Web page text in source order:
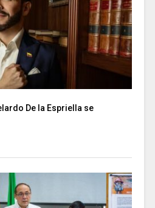
De la Espriella se